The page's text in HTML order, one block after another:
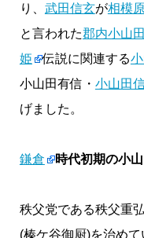
り、 武田信玄が相模
と言われた郡内小山
姫
伝説に関連する
小山田有信・ 小山田
げました。
鎌倉 時代初期の小
秩父党である秩父重
(榛ケ谷御厨)を治め